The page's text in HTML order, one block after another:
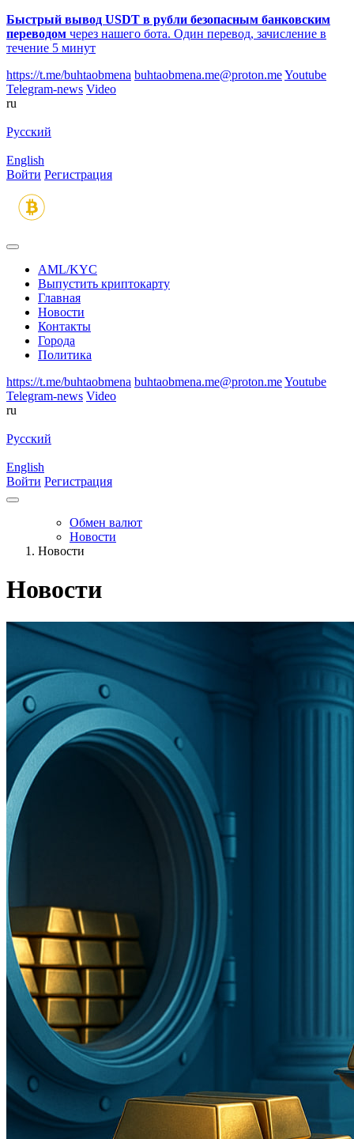
Быстрый вывод USDT в рубли безопасным банковским
переводом через нашего бота. Один перевод, зачисление в
течение 5 минут
https://t.me/buhtaobmena buhtaobmena.me@proton.meYoutube
Telegram-news Video
ru
Русский
English
Войти Регистрация
AML/KYC
Выпустить криптокарту
Главная
Новости
Контакты
Города
Политика
https://t.me/buhtaobmena buhtaobmena.me@proton.meYoutube
Telegram-news Video
ru
Русский
English
Войти Регистрация
Обмен валют
Новости
Новости
Новости